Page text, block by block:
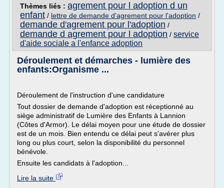
Thèmes liés : agrement pour l adoption d un
enfant / lettre de demande d'agrement pour l'adoption /
demande d'agrement pour l'adoption /
demande d agrement pour l adoption / service
d'aide sociale a l'enfance adoption
Déroulement et démarches - lumière des
enfants:Organisme ...
Déroulement de l'instruction d'une candidature
Tout dossier de demande d'adoption est réceptionné au
siège administratif de Lumière des Enfants à Lannion
(Côtes d'Armor). Le délai moyen pour une étude de dossier
est de un mois. Bien entendu ce délai peut s'avérer plus
long ou plus court, selon la disponibilité du personnel
bénévole.
Ensuite les candidats à l'adoption...
Lire la suite